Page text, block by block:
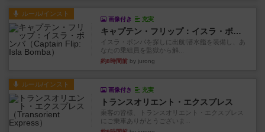
ルール/インスト
画像付き 充実
キャプテン・フリップ：イスラ・ボンバ
イスラ・ボンバを探しに出航!潜水艦を装備し、あ
なたの乗組員を監獄から解...
約8時間前 by jurong
ルール/インスト
画像付き 充実
トランスオリエント・エクスプレス
乗客の皆様、トランスオリエント・エクスプレス
にご乗車ありがとうございま...